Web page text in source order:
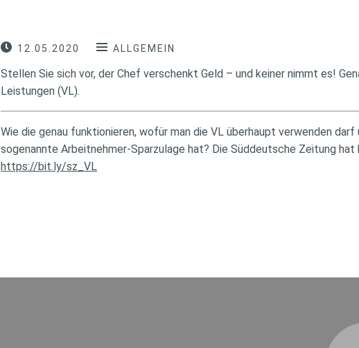
12.05.2020 ALLGEMEIN
Stellen Sie sich vor, der Chef verschenkt Geld – und keiner nimmt es!
Leistungen (VL).
Wie die genau funktionieren, wofür man die VL überhaupt verwenden
sogenannte Arbeitnehmer-Sparzulage hat? Die Süddeutsche Zeitung hat
https://bit.ly/sz_VL